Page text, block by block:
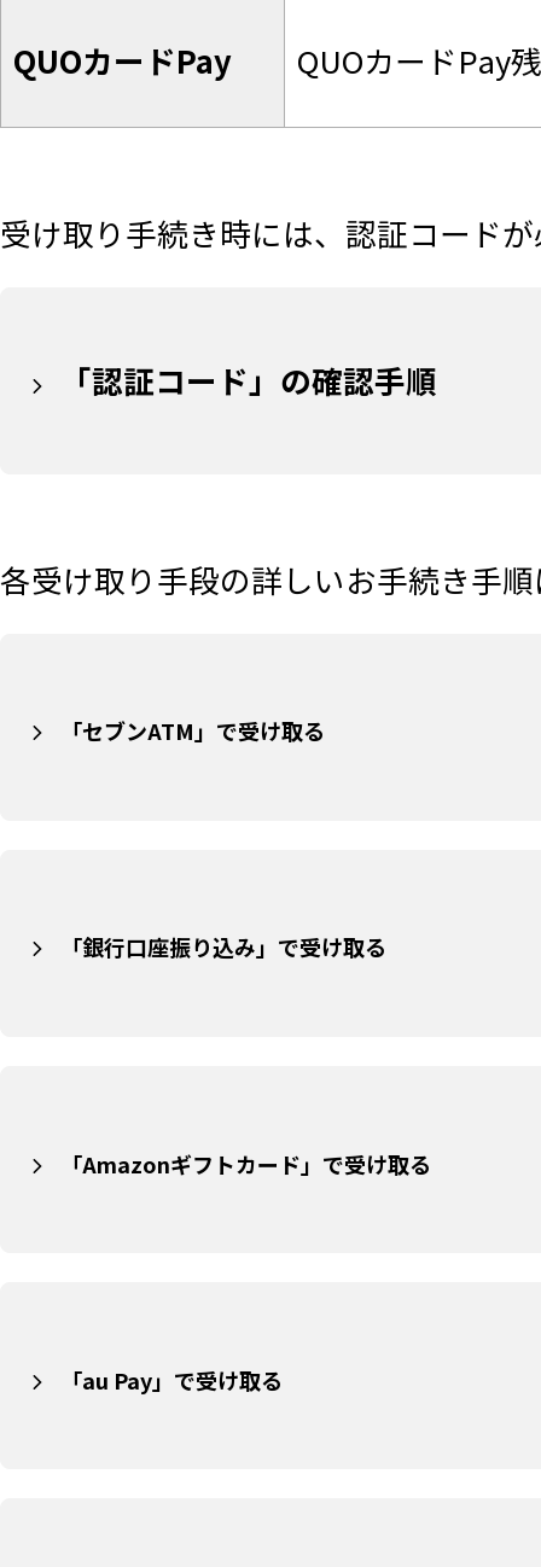
QUOカードPay QUOカードPay
受け取り手続き時には、認証コード
「認証コード」の確認手順
各受け取り手段の詳しいお手続き手
「セブンATM」で受け取る
「銀行口座振り込み」で受け取る
「Amazonギフトカード」で受け取る
「au Pay」で受け取る